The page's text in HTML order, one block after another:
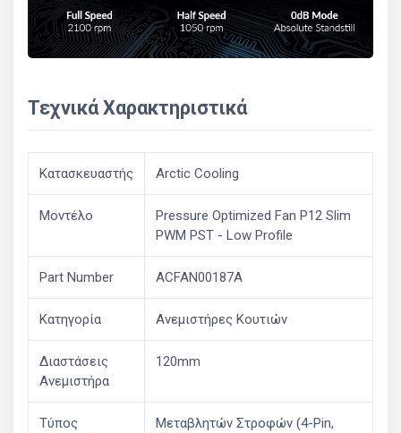
Τεχνικά Χαρακτηριστικά
Κατασκευαστής Arctic Cooling
Μοντέλο
Pressure Optimized Fan P12 Slim
PWM PST - Low Profile
Part Number ACFAN00187A
Κατηγορία Ανεμιστήρες Κουτιών
Διαστάσεις
Ανεμιστήρα
120mm
Τύπος
Μεταβλητών Στροφών (4-Pin,